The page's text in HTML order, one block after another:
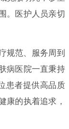
。医护人员亲切
规范、服务周到
病医院一直秉持
患者提供高品质
康的执着追求，